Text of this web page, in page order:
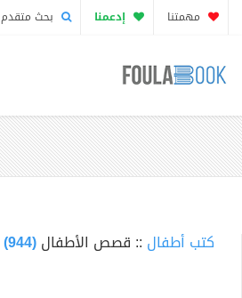
مهمتنا إدعمنا بحث متقدم
كتب أطفال :: قصص الأطفال(944)